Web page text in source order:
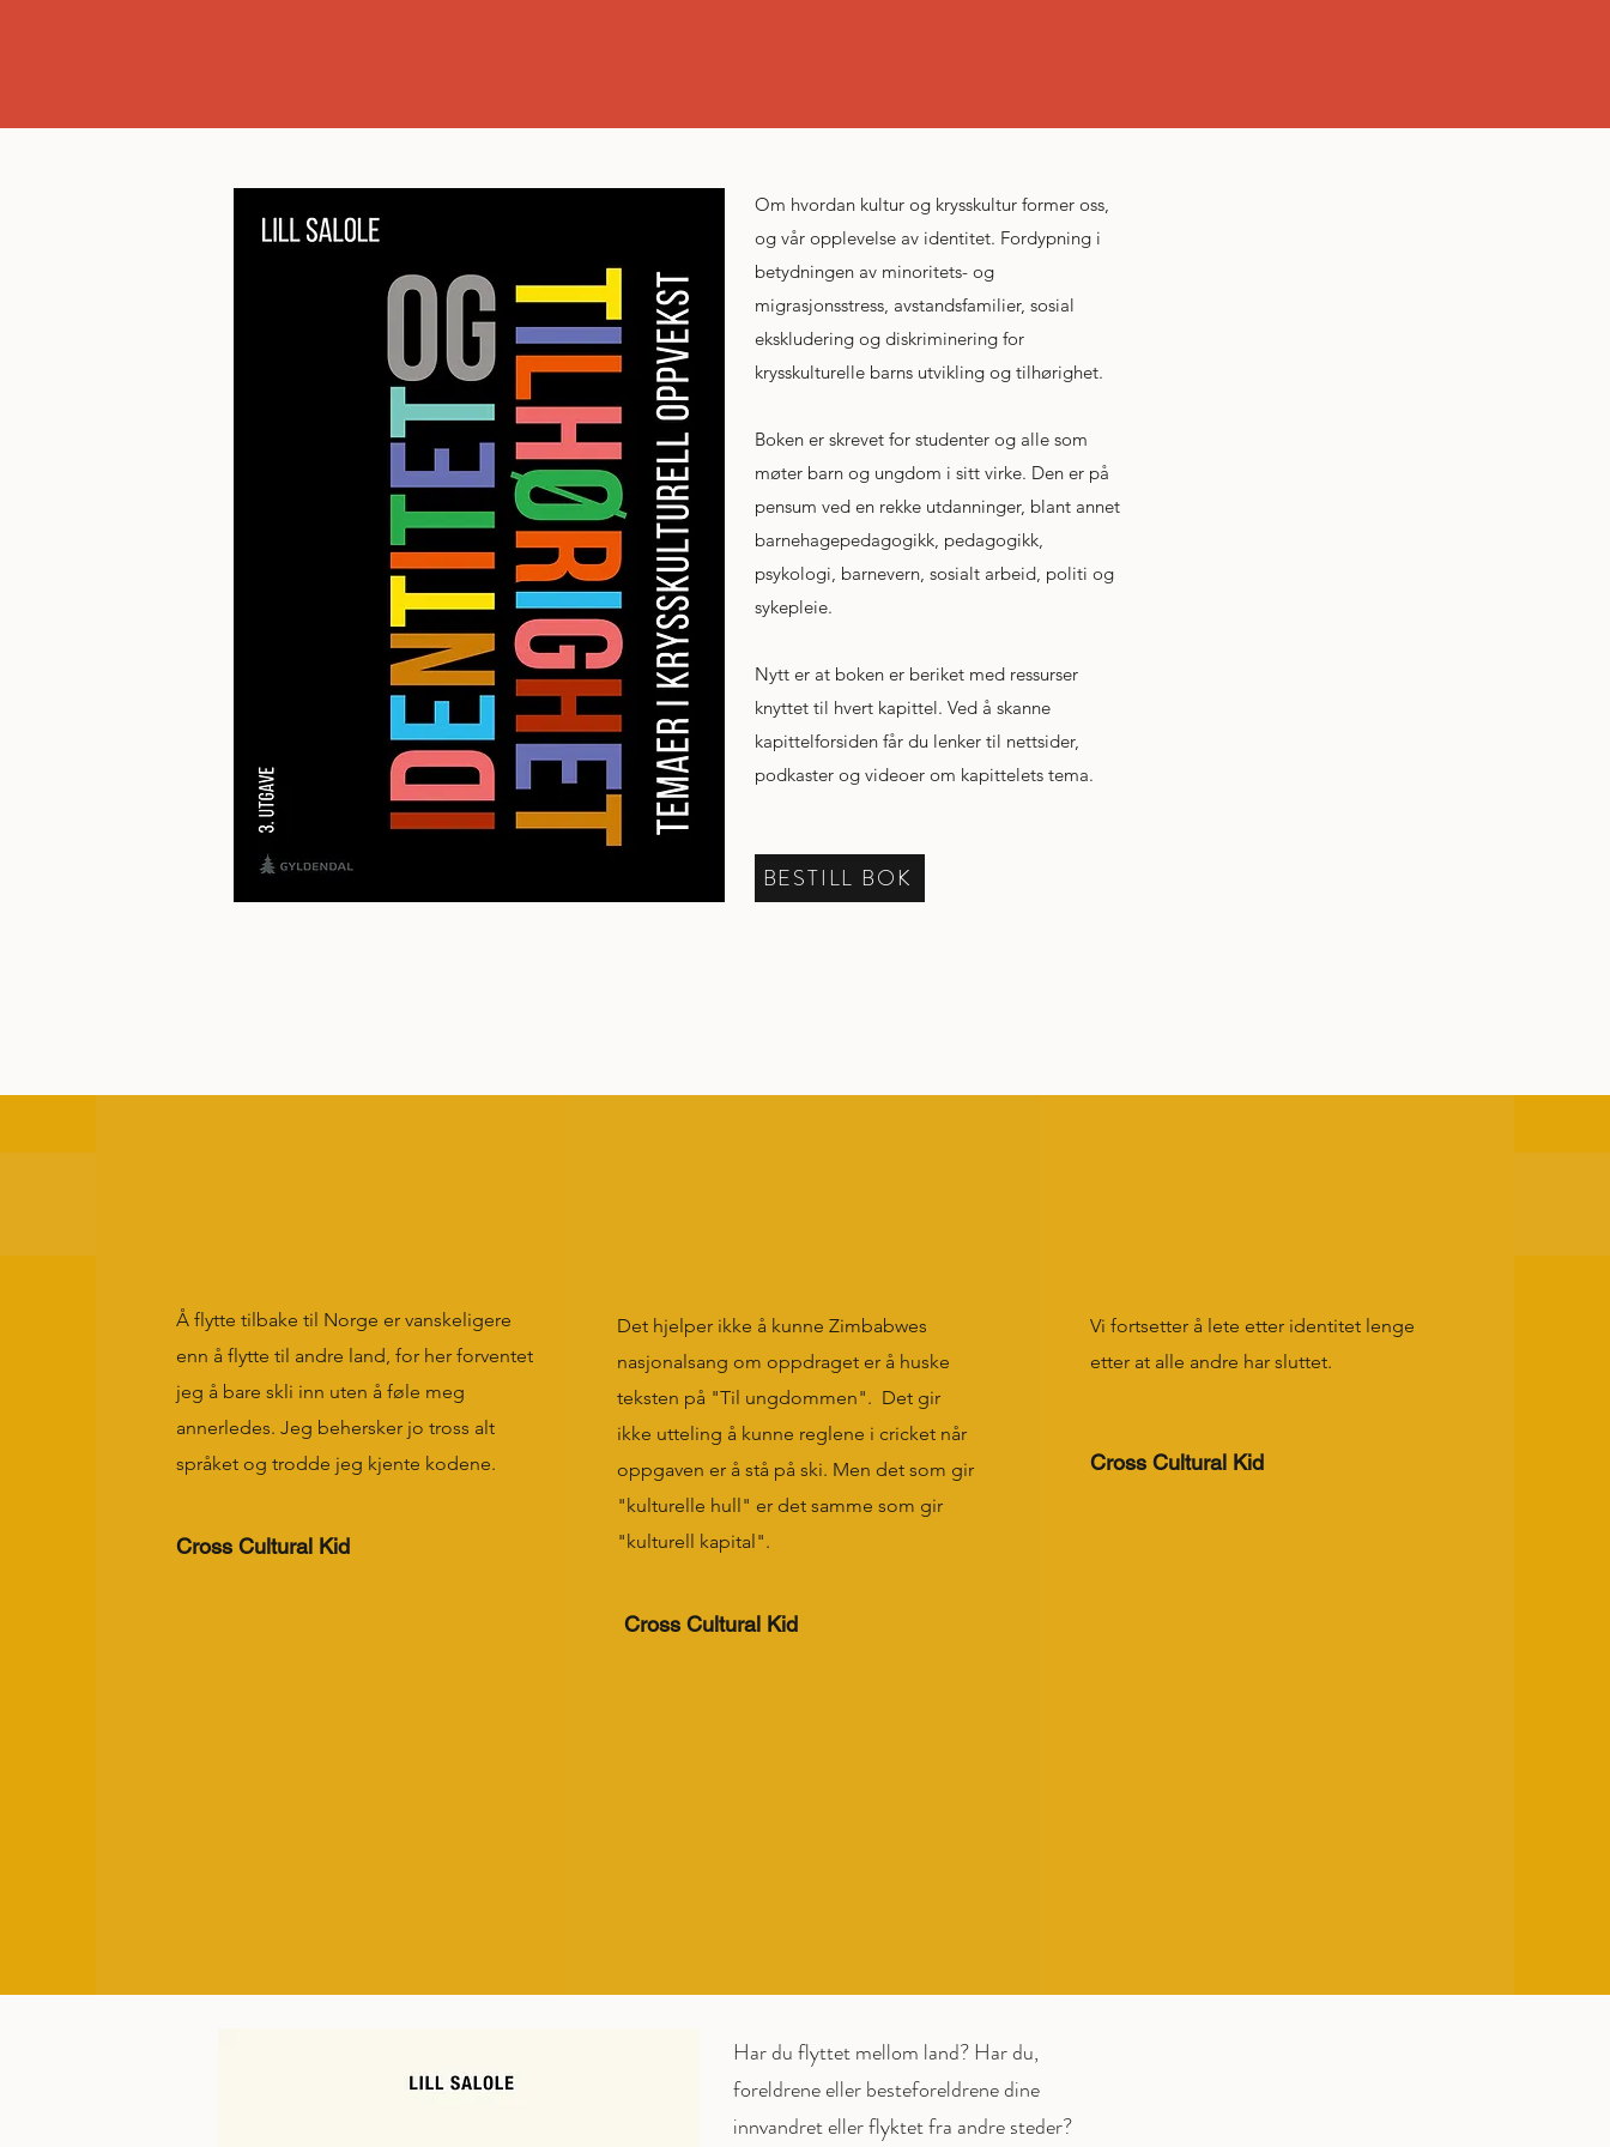
Om hvordan kultur og krysskultur former oss,
og vår opplevelse av identitet. Fordypning i
betydningen av minoritets- og
migrasjonsstress, avstandsfamilier, sosial
ekskludering og diskriminering for
krysskulturelle barns utvikling og tilhørighet.
Boken er skrevet for studenter og alle som
møter barn og ungdom i sitt virke. Den er på
pensum ved en rekke utdanninger, blant annet
barnehagepedagogikk, pedagogikk,
psykologi, barnevern, sosialt arbeid, politi og
sykepleie.
Nytt er at boken er beriket med ressurser
knyttet til hvert kapittel. Ved å skanne
kapittelforsiden får du lenker til nettsider,
podkaster og videoer om kapittelets tema.
BESTILL BOK
Å flytte tilbake til Norge er vanskeligere
enn å flytte til andre land, for her forventet
jeg å bare skli inn uten å føle meg
annerledes. Jeg behersker jo tross alt
språket og trodde jeg kjente kodene.
Cross Cultural Kid
Det hjelper ikke å kunne Zimbabwes
nasjonalsang om oppdraget er å huske
teksten på "Til ungdommen". Det gir
ikke utteling å kunne reglene i cricket når
oppgaven er å stå på ski. Men det som gir
"kulturelle hull" er det samme som gir
"kulturell kapital".
Cross Cultural Kid
Vi fortsetter å lete etter identitet lenge
etter at alle andre har sluttet.
Cross Cultural Kid
Har du flyttet mellom land? Har du,
foreldrene eller besteforeldrene dine
innvandret eller flyktet fra andre steder?